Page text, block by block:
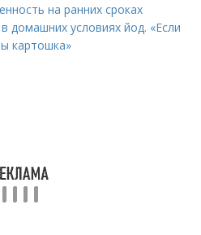
на ранних сроках
домашних условиях йод. «Если
картошка»